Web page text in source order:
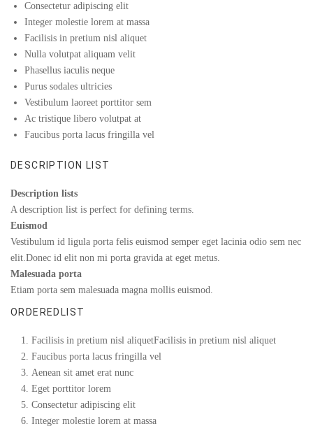
Consectetur adipiscing elit
Integer molestie lorem at massa
Facilisis in pretium nisl aliquet
Nulla volutpat aliquam velit
Phasellus iaculis neque
Purus sodales ultricies
Vestibulum laoreet porttitor sem
Ac tristique libero volutpat at
Faucibus porta lacus fringilla vel
DESCRIPTION LIST
Description lists
A description list is perfect for defining terms.
Euismod
Vestibulum id ligula porta felis euismod semper eget lacinia odio sem nec
elit.Donec id elit non mi porta gravida at eget metus.
Malesuada porta
Etiam porta sem malesuada magna mollis euismod.
ORDEREDLIST
Facilisis in pretium nisl aliquetFacilisis in pretium nisl aliquet
Faucibus porta lacus fringilla vel
Aenean sit amet erat nunc
Eget porttitor lorem
Consectetur adipiscing elit
Integer molestie lorem at massa